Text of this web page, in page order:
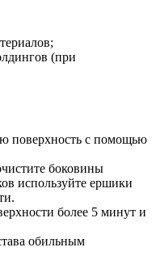
(при
поверхность с помощью
боковины
используйте ершики
более 5 минут и
обильным